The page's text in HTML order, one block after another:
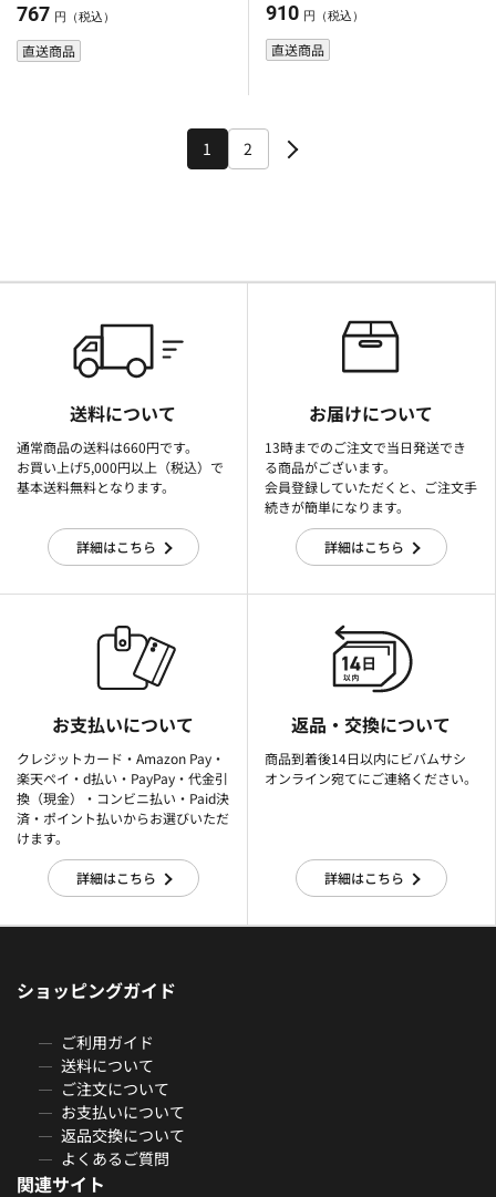
767 円（税込）
直送商品
910 円（税込）
直送商品
1 2
送料について
通常商品の送料は660円です。
お買い上げ5,000円以上（税込）で
基本送料無料となります。
詳細はこちら
お届けについて
13時までのご注文で当日発送でき
る商品がございます。
会員登録していただくと、ご注文手
続きが簡単になります。
詳細はこちら
お支払いについて
クレジットカード・Amazon Pay・
楽天ぺイ・d払い・PayPay・代金引
換（現金）・コンビニ払い・Paid決
済・ポイント払いからお選びいただ
けます。
詳細はこちら
返品・交換について
商品到着後14日以内にビバムサシ
オンライン宛てにご連絡ください。
詳細はこちら
ショッピングガイド
ご利用ガイド
送料について
ご注文について
お支払いについて
返品交換について
よくあるご質問
関連サイト